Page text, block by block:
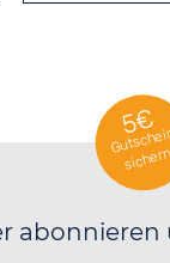
5€
sichern
abonnieren